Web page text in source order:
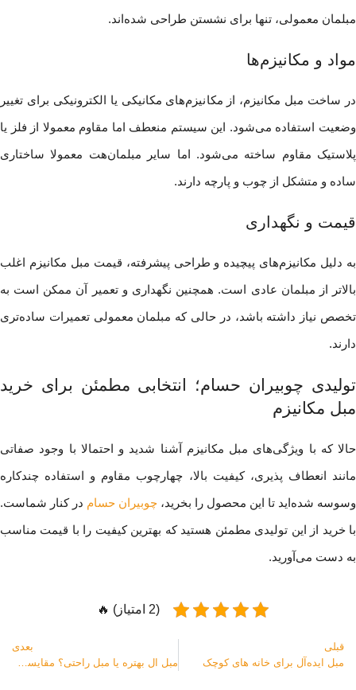
مبلمان معمولی، تنها برای نشستن طراحی شده‌اند.
مواد و مکانیزم‌ها
در ساخت مبل مکانیزم، از مکانیزم‌های مکانیکی یا الکترونیکی برای تغییر
وضعیت استفاده می‌شود. این سیستم منعطف اما مقاوم معمولا از فلز یا
پلاستیک مقاوم ساخته می‌شود. اما سایر مبلمان‌هت معمولا ساختاری
ساده و متشکل از چوب و پارچه دارند.
قیمت و نگهداری
به دلیل مکانیزم‌های پیچیده و طراحی پیشرفته، قیمت مبل مکانیزم اغلب
بالاتر از مبلمان عادی است. همچنین نگهداری و تعمیر آن ممکن است به
تخصص نیاز داشته باشد، در حالی که مبلمان معمولی تعمیرات ساده‌تری
دارند.
تولیدی چوبیران حسام؛ انتخابی مطمئن برای خرید
مبل مکانیزم
حالا که با ویژگی‌های مبل مکانیزم آشنا شدید و احتمالا با وجود صفاتی
مانند انعطاف پذیری، کیفیت بالا، چهارچوب مقاوم و استفاده چند‌کاره
وسوسه شده‌اید تا این محصول را بخرید، چوبیران حسام در کنار شماست.
با خرید از این تولیدی مطمئن هستید که بهترین کیفیت را با قیمت مناسب
به دست می‌آورید.
(2 امتیاز) 🔥
قبلی
مبل ایده‌آل برای خانه های کوچک
بعدی
مبل ال بهتره یا مبل راحتی؟ مقایسه تفاوت ها